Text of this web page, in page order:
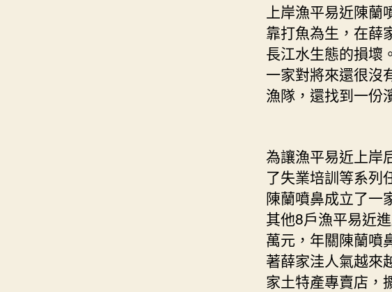
上岸漁平易近陳蘭
靠打魚為生，在薛
長江水生態的損壞
一家對將來還很沒
漁隊，還找到一份
為讓漁平易近上岸
了失業培訓等系列
陳蘭噴鼻成立了一
其他8戶漁平易近
萬元，年關陳蘭噴
著薛家洼人氣越來
家土特產專賣店，